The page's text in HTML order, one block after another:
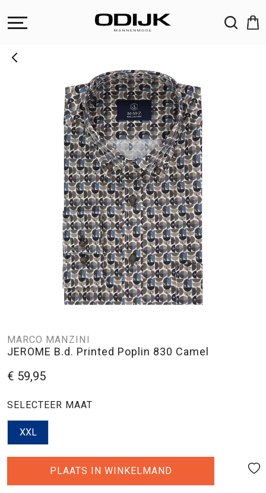
MARCO MANZINI
JEROME B.d. Printed Poplin 830 Camel
€ 59,95
SELECTEER MAAT
XXL
PLAATS IN WINKELMAND